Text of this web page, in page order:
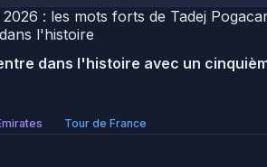
dans l'histoire avec un
Tour de France